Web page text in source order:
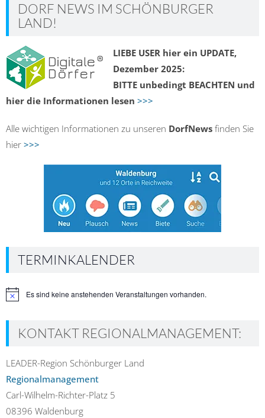
DORF NEWS IM SCHÖNBURGER
LAND!
LIEBE USER hier ein UPDATE,
Dezember 2025:
BITTE unbedingt BEACHTEN und
hier die Informationen lesen >>>
Alle wichtigen Informationen zu unseren DorfNews finden Sie
hier >>>
TERMINKALENDER
HinweisEs sind keine anstehenden Veranstaltungen vorhanden.
KONTAKT REGIONALMANAGEMENT:
LEADER-Region Schönburger Land
Regionalmanagement
Carl-Wilhelm-Richter-Platz 5
08396 Waldenburg